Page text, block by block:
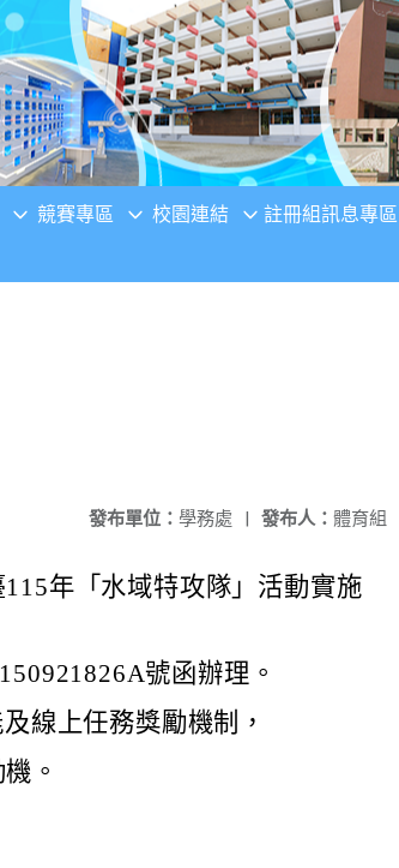
競賽專區 校園連結 註冊組訊息專區
發布人： 體育組
發布單位： 學務處 |
年「水域特攻隊」活動實施
號函辦理。
線上任務獎勵機制，
。